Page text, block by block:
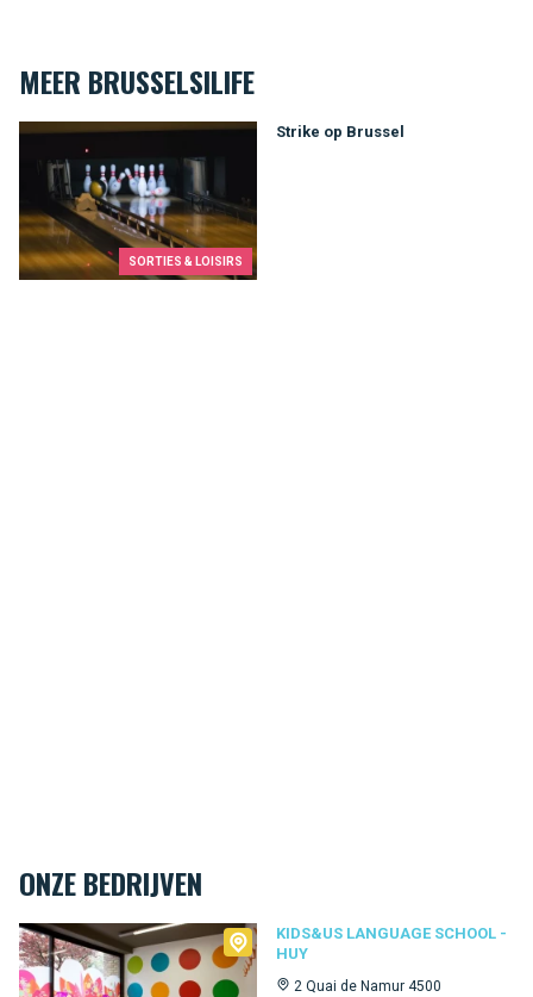
MEER BRUSSELSILIFE
SORTIES & LOISIRS
Strike op Brussel
Strike op Brussel
ONZE BEDRIJVEN
KIDS&US LANGUAGE SCHOOL -
HUY
2 Quai de Namur 4500
Kids&Us language school - Huy